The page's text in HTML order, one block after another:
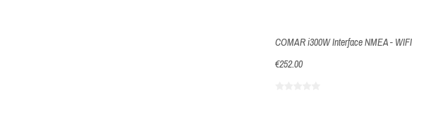
COMAR i300W Interface NMEA - WIFI
€252.00